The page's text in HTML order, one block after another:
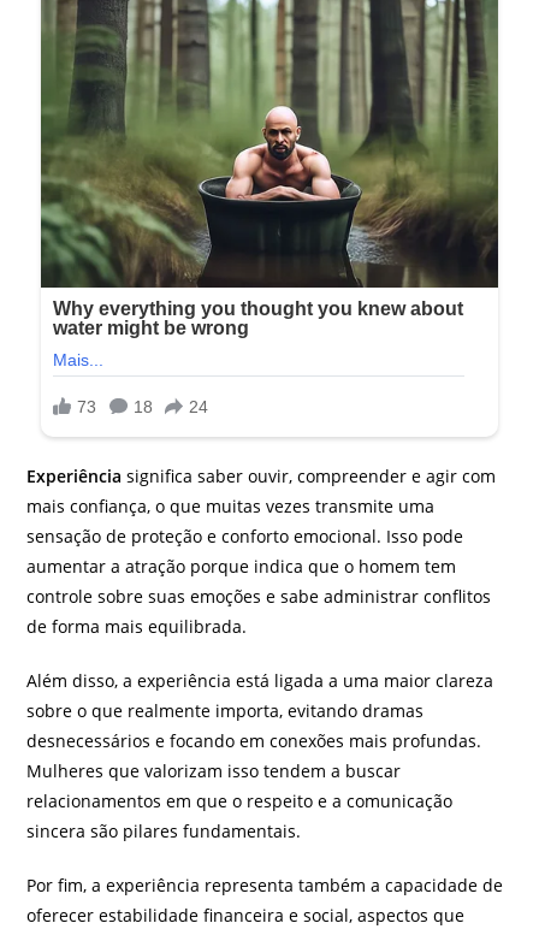
Experiência significa saber ouvir, compreender e agir com
mais confiança, o que muitas vezes transmite uma
sensação de proteção e conforto emocional. Isso pode
aumentar a atração porque indica que o homem tem
controle sobre suas emoções e sabe administrar conflitos
de forma mais equilibrada.
Além disso, a experiência está ligada a uma maior clareza
sobre o que realmente importa, evitando dramas
desnecessários e focando em conexões mais profundas.
Mulheres que valorizam isso tendem a buscar
relacionamentos em que o respeito e a comunicação
sincera são pilares fundamentais.
Por fim, a experiência representa também a capacidade de
oferecer estabilidade financeira e social, aspectos que